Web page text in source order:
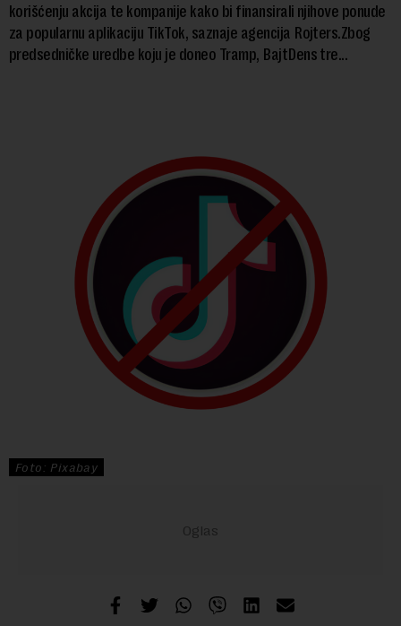
korišćenju akcija te kompanije kako bi finansirali njihove ponude
za popularnu aplikaciju TikTok, saznaje agencija Rojters.Zbog
predsedničke uredbe koju je doneo Tramp, BajtDens tre...
Foto: Pixabay